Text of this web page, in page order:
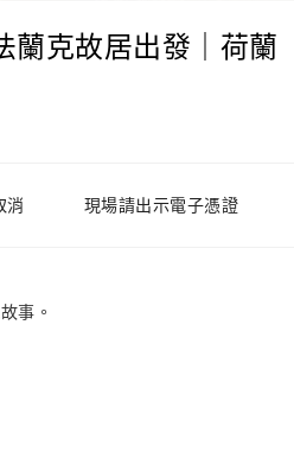
蘭克故居出發｜荷蘭
消 現場請出示電子憑證
事。